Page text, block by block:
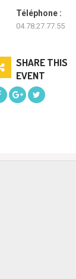
Téléphone :
04.78.27.77.55
SHARE THIS
EVENT